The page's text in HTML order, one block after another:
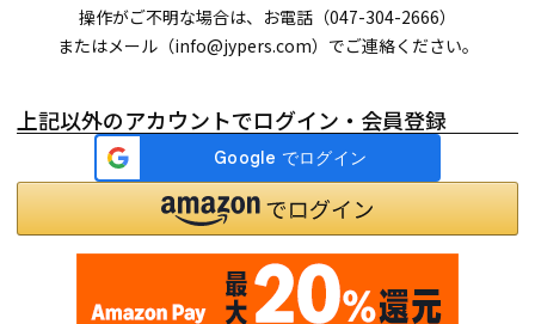
操作がご不明な場合は、お電話（047-304-2666）
またはメール（info@jypers.com）でご連絡ください。
上記以外のアカウントでログイン・会員登録